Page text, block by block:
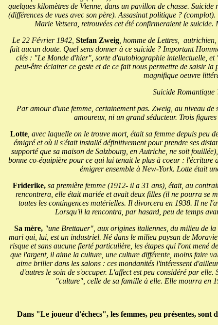
quelques kilomètres de Vienne, dans un pavillon de chasse.
(différences de vues avec son père). Assasinat politique ?
Marie Vetsera, retrouvées cet été confirmeraient le
Le 22 Février 1942, Stefan Zweig, homme de Lettres, autrichien,
fait aucun doute. Quel sens donner à ce suicide ? Important
clés : "Le Monde d'hier", sorte d'autobiographie intellectuelle, et
peut-être éclairer ce geste et de ce fait nous permettre de saisir
magnifique oeuvre
Suicide Romantique
Par amour d'une femme, certainement pas. Zweig, au niveau
amoureux, ni un grand séducteur. Trois
Lotte, avec laquelle on le trouve mort, était sa femme depuis peu
émigré et où il s'était installé définitivement pour prendre ses
supporté que sa maison de Salzbourg, en Autriche, ne soit
bonne co-équipière pour ce qui lui tenait le plus à coeur : l'écriture
émigrer ensemble à New-York. Lotte était
Friderike, sa première femme (1912- il a 31 ans), était, au
rencontrera, elle était mariée et avait deux filles (il ne pourra se
toutes les contingences matérielles. Il divorcera en 1938. Il ne
Lorsqu'il la rencontra, par hasard, peu de temps
Sa mère, "une Brettauer", aux origines italiennes, du milieu de la
mari qui, lui, est un industriel. Né dans le milieu paysan de
risque et sans aucune fierté particulière, les étapes qui l'ont mené
que l'argent, il aime la culture, une culture différente, moins faire
aime briller dans les salons : ces mondanités l'intéressent
d'autres le soin de s'occuper. L'affect est peu considéré par
"culture", celle de sa famille à elle. Elle mourra en
Dans "Le joueur d'échecs", les femmes, peu présentes, sont